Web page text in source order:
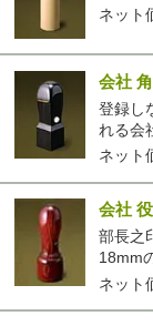
ネット
会社
登録し
れる会
ネット
会社
部長之
18mm
ネット